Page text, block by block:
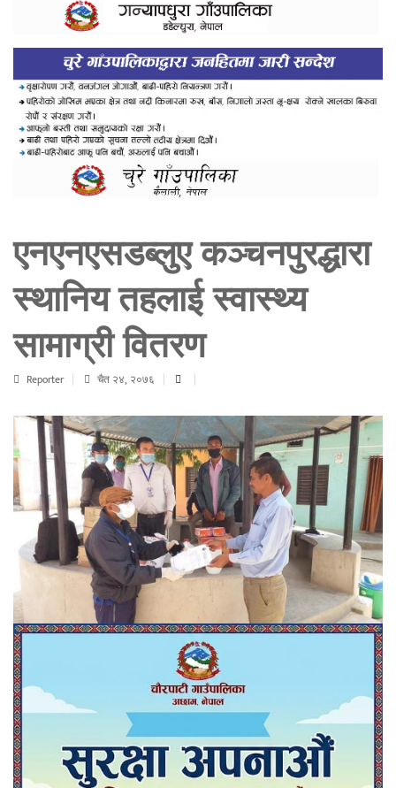
एनएनएसडब्लुए कञ्चनपुरद्धारा
स्थानिय तहलाई स्वास्थ्य
सामाग्री वितरण
Reporter चैत २४, २०७६